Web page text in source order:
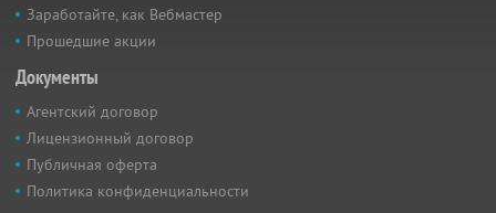
Заработайте, как Вебмастер
Прошедшие акции
Документы
Агентский договор
Лицензионный договор
Публичная оферта
Политика конфиденциальности